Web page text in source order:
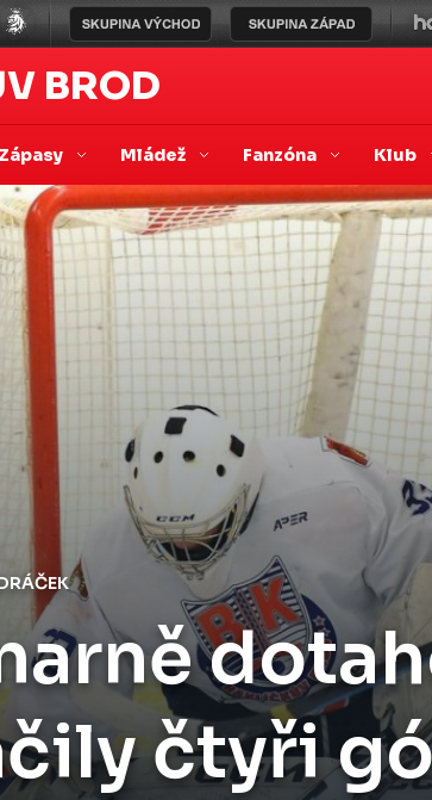
BROD
Zápasy Mládež Fanzóna Klub
čtyři